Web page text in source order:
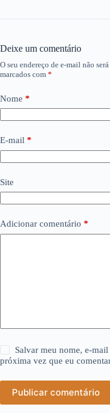
Deixe um comentário
O seu endereço de e-mail não
marcados com *
Nome *
E-mail *
Site
Adicionar comentário *
Salvar meu nome, e-
próxima vez que eu
Publicar comentário